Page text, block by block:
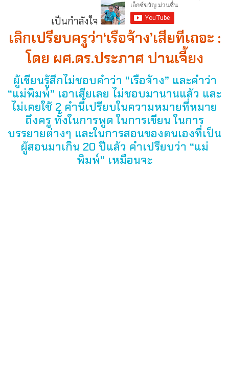
เป็นกำลังใจ
เลิกเปรียบครูว่า‘เรือจ้าง’เสียทีเถอะ :
โดย ผศ.ดร.ประภาศ ปานเจี้ยง
ผู้เขียนรู้สึกไม่ชอบคำว่า “เรือจ้าง” และคำว่า
“แม่พิมพ์” เอาเสียเลย ไม่ชอบมานานแล้ว และ
ไม่เคยใช้ 2 คำนี้เปรียบในความหมายที่หมาย
ถึงครู ทั้งในการพูด ในการเขียน ในการ
บรรยายต่างๆ และในการสอนของตนเองที่เป็น
ผู้สอนมาเกิน 20 ปีแล้ว คำเปรียบว่า “แม่
พิมพ์” เหมือนจะ